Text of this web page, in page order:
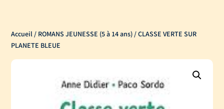
Accueil / ROMANS JEUNESSE (5 à 14 ans) / CLASSE VERTE SUR
PLANETE BLEUE